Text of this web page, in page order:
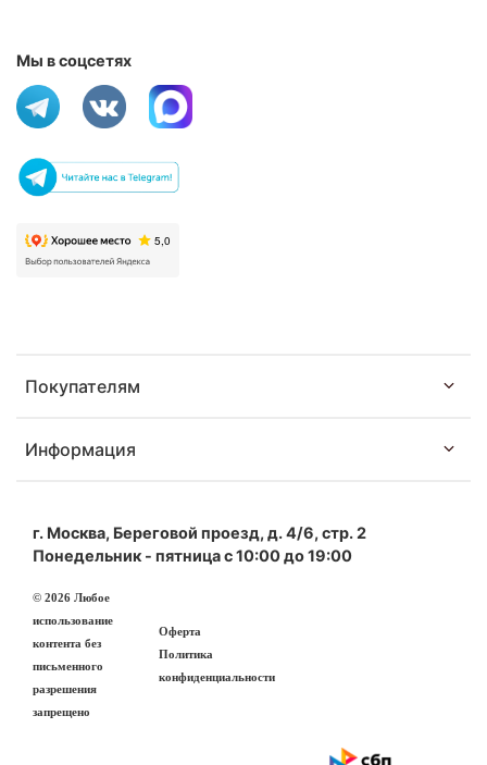
Покупателям
Информация
Мы в соцсетях
г. Москва, Береговой проезд, д. 4/6, стр. 2
Понедельник - пятница с 10:00 до 19:00
© 2026 Любое
использование
контента без
письменного
разрешения
запрещено
Оферта
Политика
конфиденциальности